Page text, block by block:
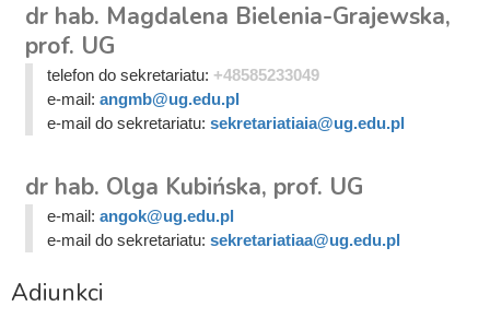
dr hab. Magdalena Bielenia-Grajewska,
prof. UG
telefon do sekretariatu: +48585233049
e-mail: angmb@ug.edu.pl
e-mail do sekretariatu: sekretariatiaia@ug.edu.pl
dr hab. Olga Kubińska, prof. UG
e-mail: angok@ug.edu.pl
e-mail do sekretariatu: sekretariatiaa@ug.edu.pl
Adiunkci